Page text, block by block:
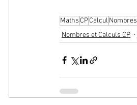
Maths CPCalcul Nombres
Nombres et Calculs CP